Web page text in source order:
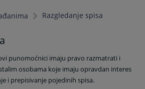
Razgledanje spisa
punomoćnici imaju pravo razmatrati i
osobama koje imaju opravdan interes
i prepisivanje pojedinih spisa.